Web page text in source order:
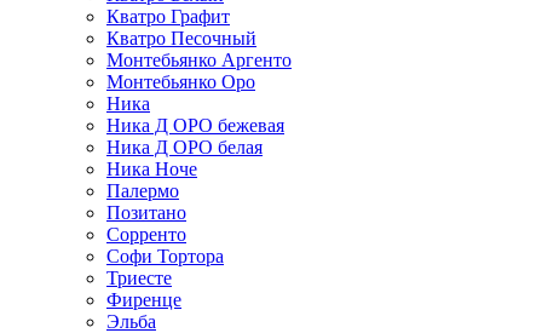
Кватро Графит
Кватро Песочный
Монтебьянко Аргенто
Монтебьянко Оро
Ника
Ника Д ОРО бежевая
Ника Д ОРО белая
Ника Ноче
Палермо
Позитано
Сорренто
Софи Тортора
Триесте
Фиренце
Эльба